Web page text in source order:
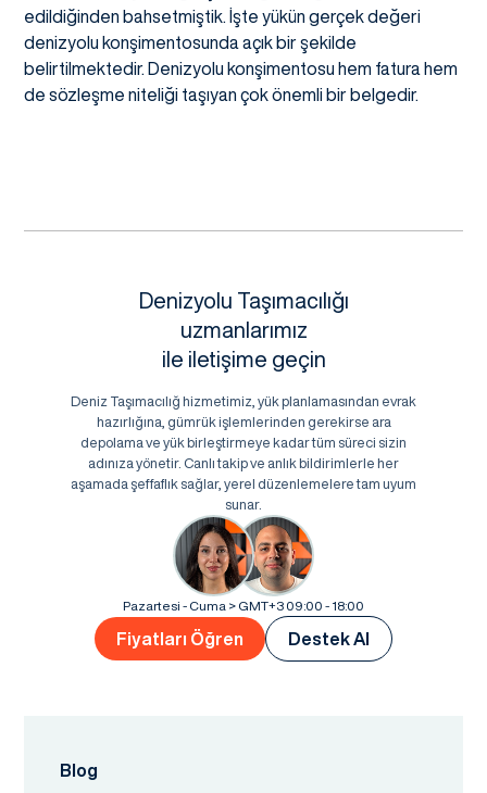
edildiğinden bahsetmiştik. İşte yükün gerçek değeri
denizyolu konşimentosunda açık bir şekilde
belirtilmektedir. Denizyolu konşimentosu hem fatura hem
de sözleşme niteliği taşıyan çok önemli bir belgedir.
Denizyolu Taşımacılığı
uzmanlarımız
ile iletişime geçin
Deniz Taşımacılığ hizmetimiz, yük planlamasından evrak
hazırlığına, gümrük işlemlerinden gerekirse ara
depolama ve yük birleştirmeye kadar tüm süreci sizin
adınıza yönetir. Canlı takip ve anlık bildirimlerle her
aşamada şeffaflık sağlar, yerel düzenlemelere tam uyum
sunar.
Pazartesi - Cuma > GMT+3 09:00 - 18:00
Fiyatları Öğren Destek Al
Blog